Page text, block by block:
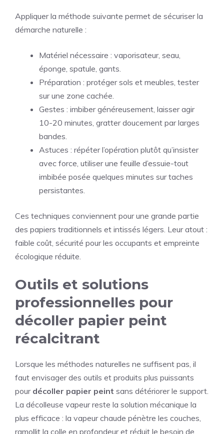
Appliquer la méthode suivante permet de sécuriser la
démarche naturelle :
Matériel nécessaire : vaporisateur, seau,
éponge, spatule, gants.
Préparation : protéger sols et meubles, tester
sur une zone cachée.
Gestes : imbiber généreusement, laisser agir
10-20 minutes, gratter doucement par larges
bandes.
Astuces : répéter l’opération plutôt qu’insister
avec force, utiliser une feuille d’essuie-tout
imbibée posée quelques minutes sur taches
persistantes.
Ces techniques conviennent pour une grande partie
des papiers traditionnels et intissés légers. Leur atout :
faible coût, sécurité pour les occupants et empreinte
écologique réduite.
Outils et solutions
professionnelles pour
décoller papier peint
récalcitrant
Lorsque les méthodes naturelles ne suffisent pas, il
faut envisager des outils et produits plus puissants
pour décoller papier peint sans détériorer le support.
La décolleuse vapeur reste la solution mécanique la
plus efficace : la vapeur chaude pénètre les couches,
ramollit la colle en profondeur et réduit le besoin de